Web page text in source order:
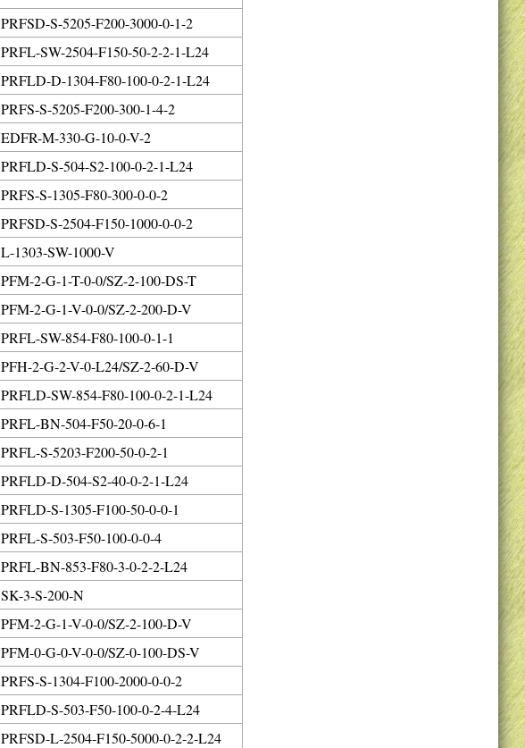
PRFSD-S-5205-F200-3000-0-1-2
PRFL-SW-2504-F150-50-2-2-1-L24
PRFLD-D-1304-F80-100-0-2-1-L24
PRFS-S-5205-F200-300-1-4-2
EDFR-M-330-G-10-0-V-2
PRFLD-S-504-S2-100-0-2-1-L24
PRFS-S-1305-F80-300-0-0-2
PRFSD-S-2504-F150-1000-0-0-2
L-1303-SW-1000-V
PFM-2-G-1-T-0-0/SZ-2-100-DS-T
PFM-2-G-1-V-0-0/SZ-2-200-D-V
PRFL-SW-854-F80-100-0-1-1
PFH-2-G-2-V-0-L24/SZ-2-60-D-V
PRFLD-SW-854-F80-100-0-2-1-L24
PRFL-BN-504-F50-20-0-6-1
PRFL-S-5203-F200-50-0-2-1
PRFLD-D-504-S2-40-0-2-1-L24
PRFLD-S-1305-F100-50-0-0-1
PRFL-S-503-F50-100-0-0-4
PRFL-BN-853-F80-3-0-2-2-L24
SK-3-S-200-N
PFM-2-G-1-V-0-0/SZ-2-100-D-V
PFM-0-G-0-V-0-0/SZ-0-100-DS-V
PRFS-S-1304-F100-2000-0-0-2
PRFLD-S-503-F50-100-0-2-4-L24
PRFSD-L-2504-F150-5000-0-2-2-L24